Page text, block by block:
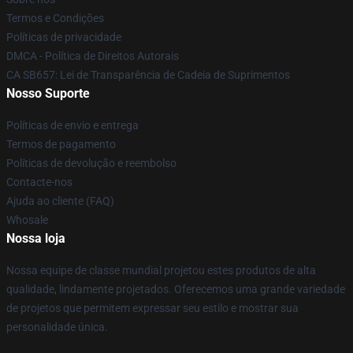
Termos e Condições
Políticas de privacidade
DMCA - Política de Direitos Autorais
CA SB657: Lei de Transparência de Cadeia de Suprimentos
Nosso Suporte
Políticas de envio e entrega
Termos de pagamento
Políticas de devolução e reembolso
Contacte-nos
Ajuda ao cliente (FAQ)
Whosale
Nossa loja
Nossa equipe de classe mundial projetou estes produtos de alta
qualidade, lindamente projetados. Oferecemos uma grande variedade
de projetos que permitem expressar seu estilo e mostrar sua
personalidade única.